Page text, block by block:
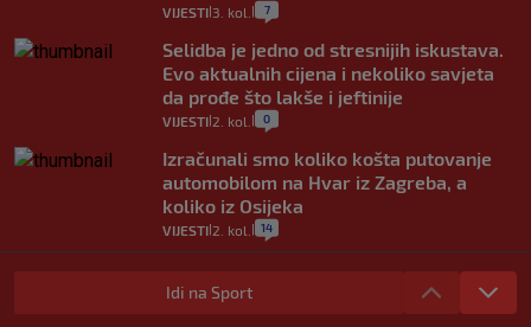
VIJESTI 3. kol. 7
Selidba je jedno od stresnijih iskustava.
Evo aktualnih cijena i nekoliko savjeta
da prođe što lakše i jeftinije
VIJESTI 2. kol. 0
Izračunali smo koliko košta putovanje
automobilom na Hvar iz Zagreba, a
koliko iz Osijeka
VIJESTI 2. kol. 14
"Kći je otišla na more, a zaboravila
zdravstvenu iskaznicu". Kakva su prava
pacijenata izvan mjesta prebivališta?
Idi na Sport